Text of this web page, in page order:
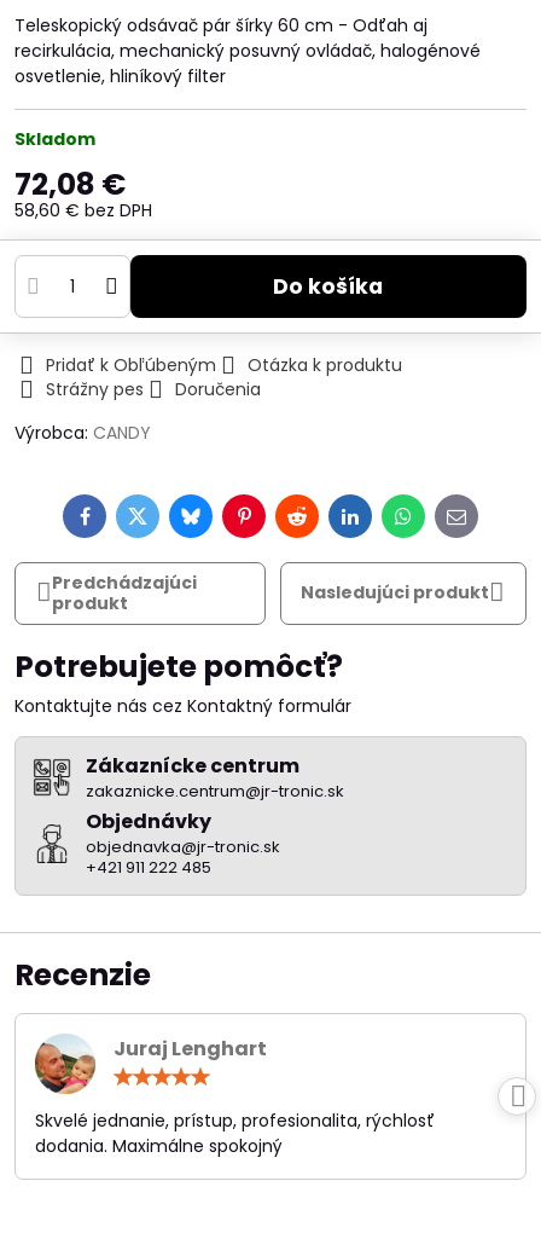
Teleskopický odsávač pár šírky 60 cm - Odťah aj
recirkulácia, mechanický posuvný ovládač, halogénové
osvetlenie, hliníkový filter
Skladom
72,08 €
58,60 € bez DPH
Do košíka
Pridať k Obľúbeným
Otázka k produktu
Strážny pes
Doručenia
Výrobca: CANDY
FacebookTwitterBlueskyPinterestRedditLinkedInWhatsApp
E-
mail
Predchádzajúci
produkt
Nasledujúci produkt
Potrebujete pomôcť?
Kontaktujte nás cez Kontaktný formulár
Zákaznícke centrum
zakaznicke.centrum@jr-tronic.sk
Objednávky
objednavka@jr-tronic.sk
+421 911 222 485
Recenzie
Juraj Lenghart
/
5
Skvelé jednanie, prístup, profesionalita, rýchlosť
dodania. Maximálne spokojný